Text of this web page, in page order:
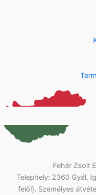
Fehér Zsolt
Telephely: 2360 Gyál,
felől). Személyes